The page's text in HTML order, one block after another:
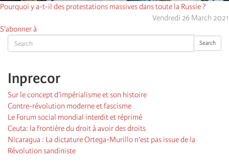
Search Search
Inprecor
Sur le concept d’impérialisme et son histoire
Contre-révolution moderne et fascisme
Le Forum social mondial interdit et réprimé
Ceuta: la frontière du droit à avoir des droits
Nicaragua : La dictature Ortega-Murillo n’est pas issue de la
Révolution sandiniste
Pourquoi y a-t-il des protestations massives dans toute la Russie ?
Vendredi 26 March 2021
S'abonner à